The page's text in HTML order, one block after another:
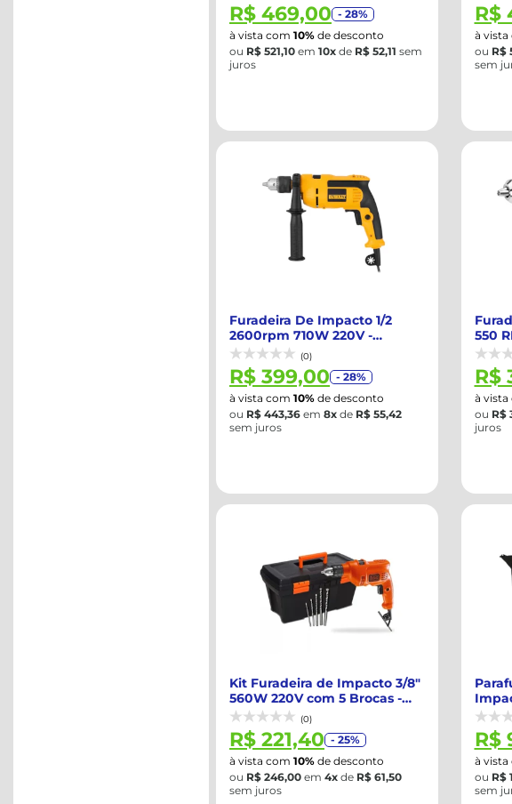
R$ 469,00 - 28%
à vista com 10% de desconto
ou R$ 521,10 em 10x de R$ 52,11 sem
juros
R$
à vista
ou R$
sem
Furadeira De Impacto 1/2
2600rpm 710W 220V -
DEWALT-DWD502B2
(0)
R$ 399,00 - 28%
à vista com 10% de desconto
ou R$ 443,36 em 8x de R$ 55,42
sem juros
550
R$
à vista
ou R$
juros
Kit Furadeira de Impacto 3/8"
560W 220V com 5 Brocas -
BLACK...
(0)
R$ 221,40 - 25%
à vista com 10% de desconto
ou R$ 246,00 em 4x de R$ 61,50
sem juros
R$
à vista
ou R$
sem